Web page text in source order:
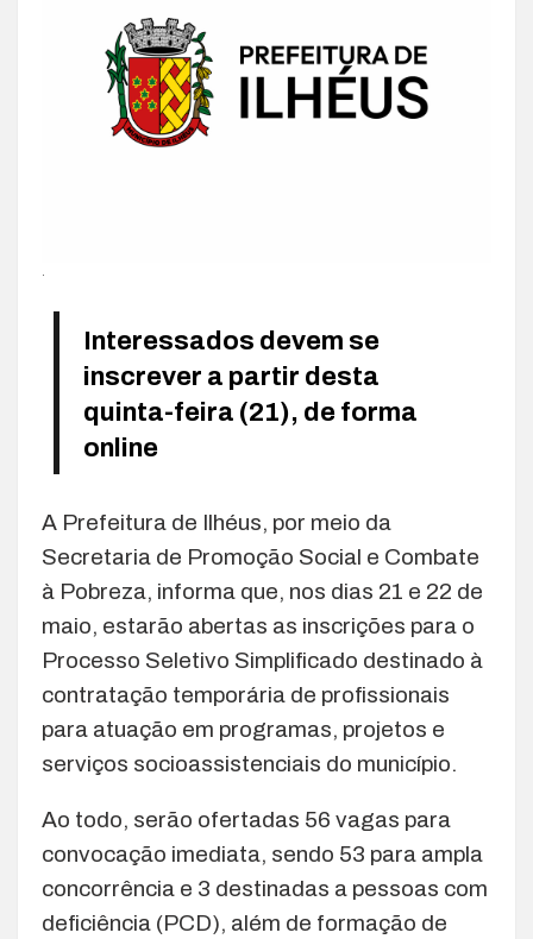
Interessados devem se
inscrever a partir desta
quinta-feira (21), de forma
online
A Prefeitura de Ilhéus, por meio da
Secretaria de Promoção Social e Combate
à Pobreza, informa que, nos dias 21 e 22 de
maio, estarão abertas as inscrições para o
Processo Seletivo Simplificado destinado à
contratação temporária de profissionais
para atuação em programas, projetos e
serviços socioassistenciais do município.
Ao todo, serão ofertadas 56 vagas para
convocação imediata, sendo 53 para ampla
concorrência e 3 destinadas a pessoas com
deficiência (PCD), além de formação de